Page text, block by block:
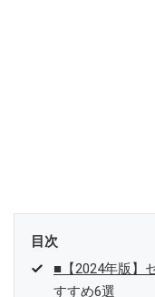
目次
■【2024年版】
すすめ6選